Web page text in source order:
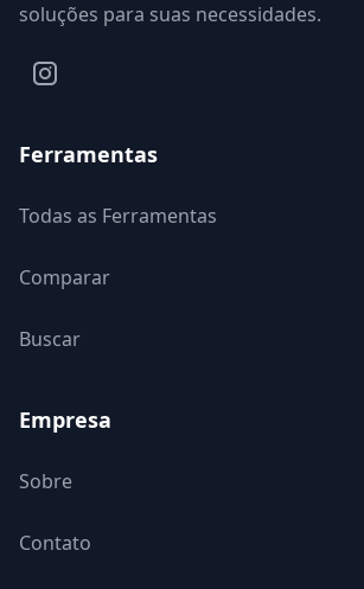
soluções para suas necessidades.
Ferramentas
Todas as Ferramentas
Comparar
Buscar
Empresa
Sobre
Contato